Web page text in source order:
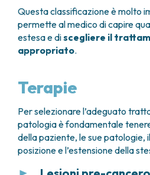
Questa classificazione è molto
permette al medico di capire
estesa e discegliere il
appropriato.
Terapie
Per selezionare l’adeguato
patologia è fondamentale
della paziente, le sue patologie,
posizione e l’estensione della